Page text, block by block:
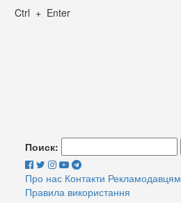
Ctrl + Enter
Поиск:
Про нас Контакти Рекламодавцям
Правила використання